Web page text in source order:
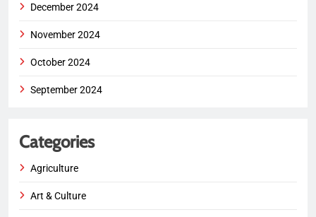
December 2024
November 2024
October 2024
September 2024
Categories
Agriculture
Art & Culture